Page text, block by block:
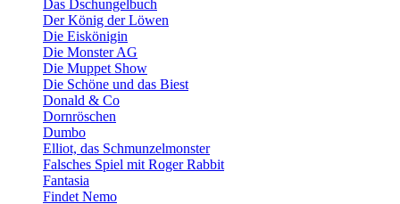
Das Dschungelbuch
Der König der Löwen
Die Eiskönigin
Die Monster AG
Die Muppet Show
Die Schöne und das Biest
Donald & Co
Dornröschen
Dumbo
Elliot, das Schmunzelmonster
Falsches Spiel mit Roger Rabbit
Fantasia
Findet Nemo